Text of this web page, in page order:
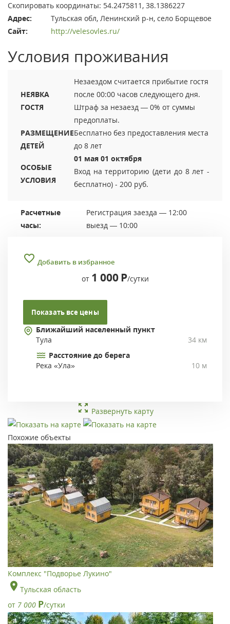
Скопировать координаты: 54.2475811, 38.1386227
Адрес:
Тульская обл, Ленинский р-н, село Борщевое
Сайт:
http://velesovles.ru/
Условия проживания
НЕЯВКА
ГОСТЯ
Незаездом считается прибытие гостя
после 00:00 часов следующего дня.
Штраф за незаезд — 0% от суммы
предоплаты.
РАЗМЕЩЕНИЕ
ДЕТЕЙ
Бесплатно без предоставления места
до 8 лет
ОСОБЫЕ
УСЛОВИЯ
01 мая 01 октября
Вход на территорию (дети до 8 лет -
бесплатно) - 200 руб.
Расчетные
часы:
Регистрация заезда — 12:00
выезд — 10:00
Добавить в избранное
от 1 000 Р/сутки
Показать все цены
Ближайший населенный пункт
Тула
34 км
Расстояние до берега
Река «Ула»
10 м
Развернуть карту
Похожие объекты
Комплекс "Подворье Лукино"
Тульская область
от 7 000 Р/сутки